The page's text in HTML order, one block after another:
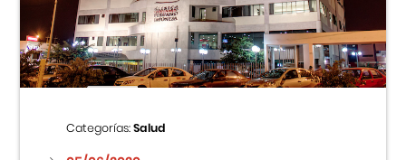
Centro Cultural Peruano Japonés
Cursos
Museo de la Inmigración Japonesa
Categorías:Salud